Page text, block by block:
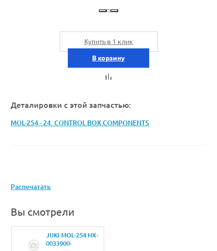
Купить в 1 клик
В корзину
Деталировки с этой запчастью:
MOL-254 - 24. CONTROL BOX COMPONENTS
Распечатать
Вы смотрели
JUKI MOL-254 HX-
0033900-